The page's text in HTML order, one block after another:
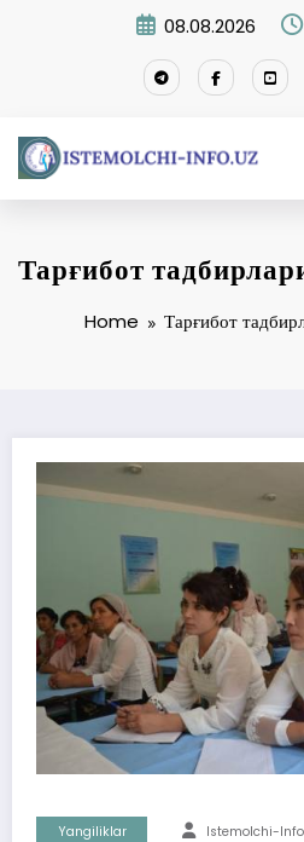
08.08.2026
Тарғибот
Home Тарғибот
Yangiliklar Istemolchi-Info